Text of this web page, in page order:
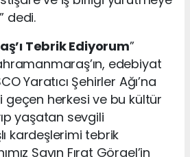
dedi.
Tebrik Ediyorum”
edebiyat
Yaratıcı Şehirler Ağı’na
herkesi ve bu kültür
yaşatan sevgili
kardeşlerimi tebrik
Sayın Fırat Görgel’in